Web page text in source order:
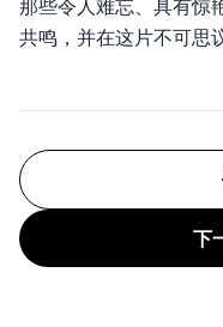
那些令人难忘、具有惊
共鸣，并在这片不可思
下